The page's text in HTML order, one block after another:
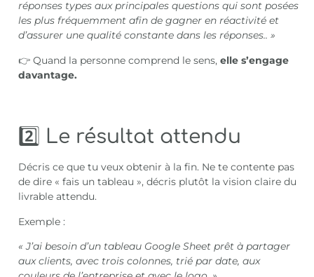
réponses types aux principales questions qui sont posées
les plus fréquemment afin de gagner en réactivité et
d’assurer une qualité constante dans les réponses.. »
👉 Quand la personne comprend le sens,elle s’engage
davantage.
2️⃣ Le résultat attendu
Décris ce que tu veux obtenir à la fin. Ne te contente pas
de dire « fais un tableau », décris plutôt la vision claire du
livrable attendu.
Exemple :
« J’ai besoin d’un tableau Google Sheet prêt à partager
aux clients, avec trois colonnes, trié par date, aux